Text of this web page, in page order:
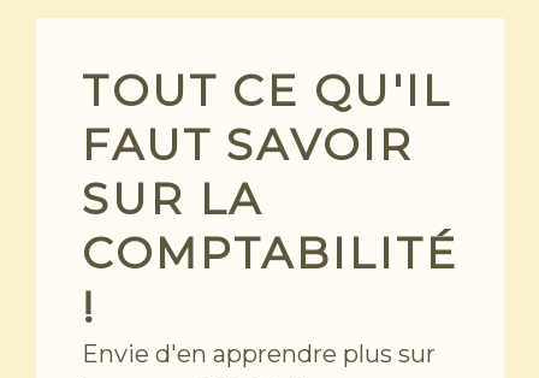
Skip
TOUT CE QU'IL
FAUT SAVOIR
SUR LA
COMPTABILITÉ
!
Envie d'en apprendre plus sur